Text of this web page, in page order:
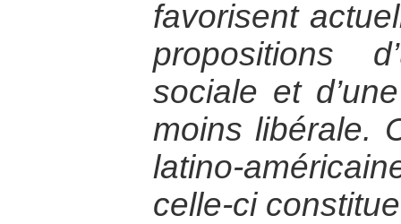
favorisent
propositions
sociale et
moins libérale.
latino-
celle-ci